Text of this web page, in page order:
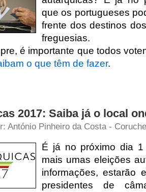
que os portugueses
frente dos destinos
freguesias.
é importante que todos
o que têm de fazer.
2017: Saiba já o local
António Pinheiro da Costa -
É já no próximo dia
mais umas eleições
informações, estarão
presidentes de